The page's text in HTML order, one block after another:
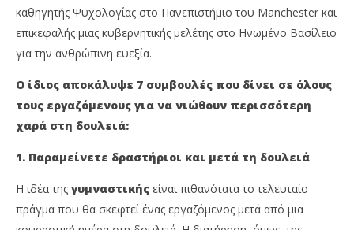
καθηγητής Ψυχολογίας στο Πανεπιστήμιο του Manchester και
επικεφαλής μιας κυβερνητικής μελέτης στο Ηνωμένο Βασίλειο
για την ανθρώπινη ευεξία.
Ο ίδιος αποκάλυψε 7 συμβουλές που δίνει σε όλους
τους εργαζόμενους για να νιώθουν περισσότερη
χαρά στη δουλειά:
1. Παραμείνετε δραστήριοι και μετά τη δουλειά
Η ιδέα της γυμναστικής είναι πιθανότατα το τελευταίο
πράγμα που θα σκεφτεί ένας εργαζόμενος μετά από μια